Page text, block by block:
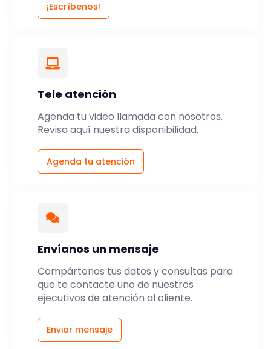
¡Escríbenos!
Tele atención
Agenda tu video llamada con nosotros.
Revisa aquí nuestra disponibilidad.
Agenda tu atención
Envíanos un mensaje
Compártenos tus datos y consultas para
que te contacte uno de nuestros
ejecutivos de atención al cliente.
Enviar mensaje